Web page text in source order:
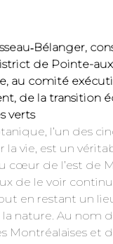
de Pointe-
au comité
de la transition
verts
l’un des
la vie, est un
cœur de l’est de
de le voir
en restant un
nature. Au nom
Montréalaises et